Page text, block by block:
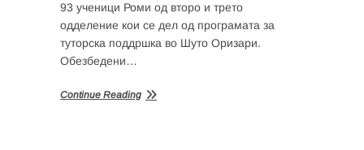
93 ученици Роми од второ и трето
одделение кои се дел од програмата за
туторска поддршка во Шуто Оризари.
Обезбедени…
Continue Reading